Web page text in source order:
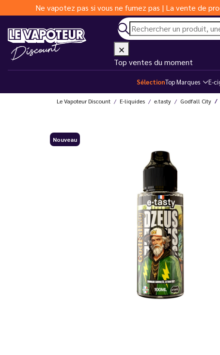
Ne vapotez pas si vous ne fumez pas | La vente de
Top ventes du moment
SélectionTop Marques E-
Le Vapoteur Discount E-liquides e.tasty Godfall City
Nouveau